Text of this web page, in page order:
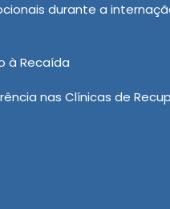
durante a
à Recaída
nas Clínicas de
de
​​e
para